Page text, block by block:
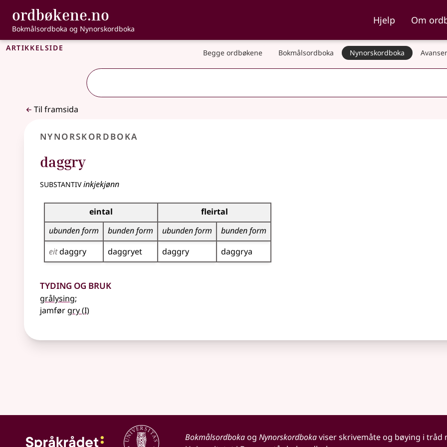
Gå til hovudinnhald
Tilgjenge
ordbøkene.no , Bokmålsordboka og Nynorskordboka
Bokmålsordboka og Nynorskordboka
Hjelp Om
Artikkelside Begge ordbøkene Bokmålsordboka Nynorskordboka
Til framsida
Nynorskordboka
daggry
substantivinkjekjønn
Bøyningstabell for dette substantivet
eintal
fleirtal
ubunden form
bunden form ubunden form
bunden form
eitdaggry daggryet daggry daggrya
Tyding og bruk
grålysing;
jamfør gry(1
I)
Bokmålsordbokaog Nynorskordbokaviser skrivemåte og bøying i tråd